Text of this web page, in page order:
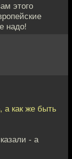
этого
надо!
а как же быть
- а